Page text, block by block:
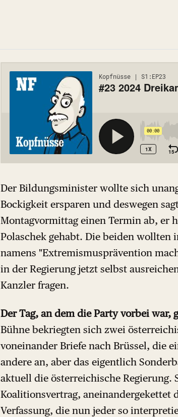
Der Bildungsminister wollte sich
Bockigkeit ersparen und deswegen
Montagvormittag einen Termin ab, er
Polaschek gehabt. Die beiden wollten
namens "Extremismusprävention
in der Regierung jetzt selbst
Kanzler fragen.
Der Tag, an dem die Party vorbei war,
Bühne bekriegten sich zwei
voneinander Briefe nach Brüssel, die
andere an, aber das eigentlich
aktuell die österreichische Regierung.
Koalitionsvertrag, aneinandergekettet
Verfassung, die nun jeder so